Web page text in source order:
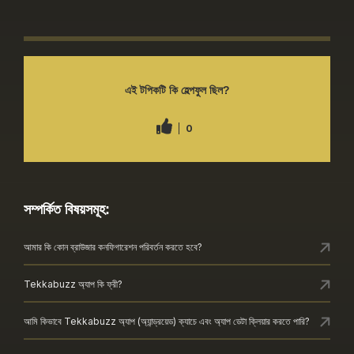
এই টপিকটি কি হেল্পফুল ছিল?
0
সম্পর্কিত বিষয়সমূহ:
আমার কি কোন ব্রাউজার কনফিগারেশন পরিবর্তন করতে হবে?
Tekkabuzz অ্যাপ কি ফ্রী?
আমি কিভাবে Tekkabuzz অ্যাপ (অ্যান্ড্রয়েড) ক্যাচে এবং অ্যাপ ডেটা ক্লিয়ার করতে পারি?